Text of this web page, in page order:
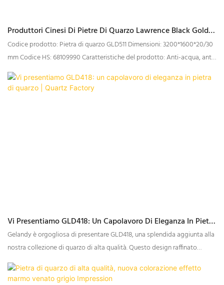
Produttori Cinesi Di Pietre Di Quarzo Lawrence Black Gold -
GELANDY
Codice prodotto: Pietra di quarzo GLD511 Dimensioni: 3200*1600*20/30
mm Codice HS: 68109990 Caratteristiche del prodotto: Anti-acqua, anti-
sporco, antibatterico Garanzia: 10 anni in condizioni di utilizzo normale
Fabbrica: Sì
Vi Presentiamo GLD418: Un Capolavoro Di Eleganza In Pietra
Di Quarzo | Quartz Factory
Gelandy è orgogliosa di presentare GLD418, una splendida aggiunta alla
nostra collezione di quarzo di alta qualità. Questo design raffinato
presenta una sofisticata base grigia impreziosita da intricate venature
bianche, che fondono armoniosamente l'intramontabile bellezza dei